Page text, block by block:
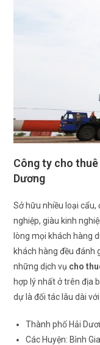
Công ty cho
Dương
Sở hữu nhiều loại
nghiệp, giàu kinh
lòng mọi khách hàng
khách hàng đều đánh
những dịch vụ cho
hợp lý nhất ở trên địa
dự là đối tác lâu dài
Thành phố Hải
Các Huyện: Bình